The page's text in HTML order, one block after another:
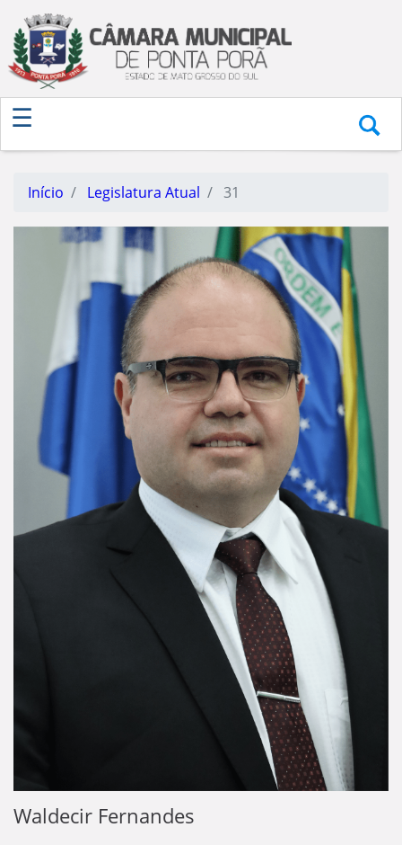
Início Legislatura Atual 31
Waldecir Fernandes